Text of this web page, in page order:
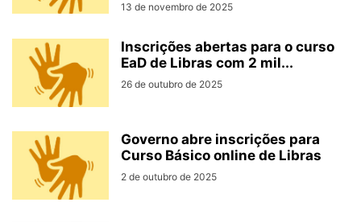
13 de novembro de 2025
Inscrições abertas para o curso
EaD de Libras com 2 mil...
26 de outubro de 2025
Governo abre inscrições para
Curso Básico online de Libras
2 de outubro de 2025